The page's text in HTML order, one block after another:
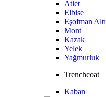
Atlet
Elbise
Eşofman Altı
Mont
Kazak
Yelek
Yağmurluk
Trenchcoat
Kaban